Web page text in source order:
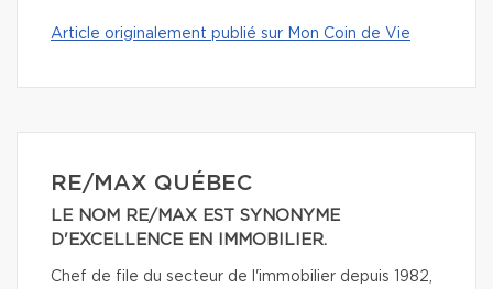
Article originalement publié sur Mon Coin de Vie
RE/MAX QUÉBEC
LE NOM RE/MAX EST SYNONYME
D'EXCELLENCE EN IMMOBILIER.
Chef de file du secteur de l'immobilier depuis 1982,